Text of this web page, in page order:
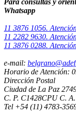
Para consultas y
Whatsapp ​
11 3876 1056.
11 2282 9630.
11 3876 0288.
e-mail:
Horario de Atención:
Dirección Postal
Ciudad de La Paz
C. P. C1428CPU C.
Tel +54 (11) 4783-